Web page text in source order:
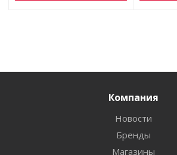
Компания
Новости
Бренды
Магазины